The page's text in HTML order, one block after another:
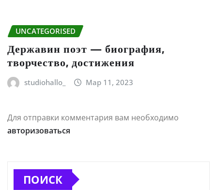
UNCATEGORISED
Державин поэт — биография,
творчество, достижения
studiohallo_ Мар 11, 2023
Для отправки комментария вам необходимо
авторизоваться
ПОИСК